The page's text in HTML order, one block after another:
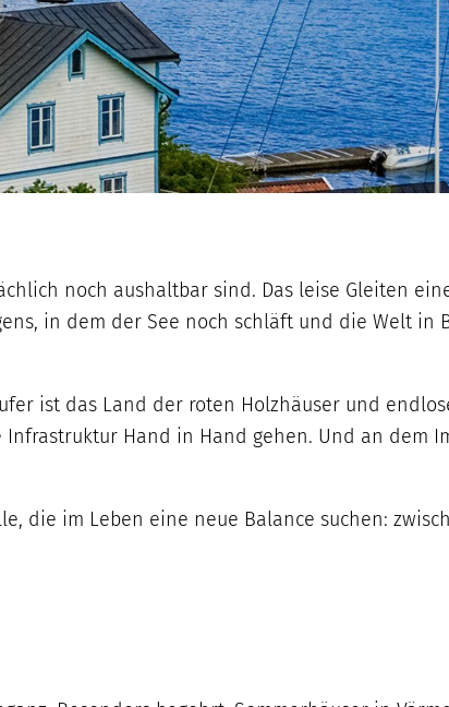
noch aushaltbar sind. Das leise Gleiten
in dem der See noch schläft und die Welt in
ist das Land der roten Holzhäuser und
Hand in Hand gehen. Und an dem
die im Leben eine neue Balance suchen: